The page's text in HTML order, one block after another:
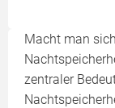
Macht man
zentraler